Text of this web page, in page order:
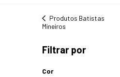
Produtos Batistas
Mineiros
Filtrar por
Cor